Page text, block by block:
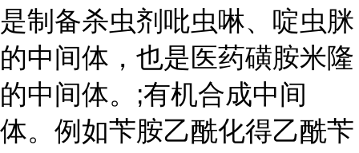
是制备杀虫剂吡虫啉、啶虫脒
的中间体，也是医药磺胺米隆
的中间体。;有机合成中间
体。例如苄胺乙酰化得乙酰苄